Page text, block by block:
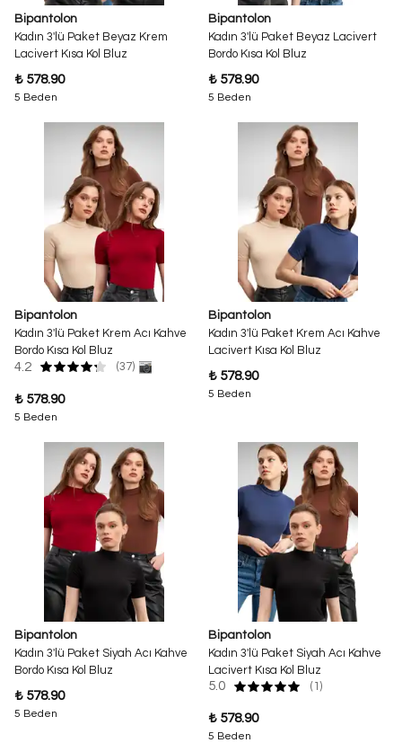
Bipantolon
Kadın 3'lü Paket Beyaz Krem
Lacivert Kısa Kol Bluz
₺ 578.90
5 Beden
Bipantolon
Kadın 3'lü Paket Beyaz Lacivert
Bordo Kısa Kol Bluz
₺ 578.90
5 Beden
Bipantolon
Kadın 3'lü Paket Krem Acı Kahve
Bordo Kısa Kol Bluz
4.2 (37)
₺ 578.90
5 Beden
Bipantolon
Kadın 3'lü Paket Krem Acı Kahve
Lacivert Kısa Kol Bluz
₺ 578.90
5 Beden
Bipantolon
Kadın 3'lü Paket Siyah Acı Kahve
Bordo Kısa Kol Bluz
₺ 578.90
5 Beden
Bipantolon
Kadın 3'lü Paket Siyah Acı Kahve
Lacivert Kısa Kol Bluz
5.0 (1)
₺ 578.90
5 Beden